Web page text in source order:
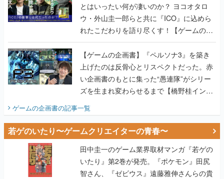
とはいったい何が凄いのか？ ヨコオタロ
ウ・外山圭一郎らと共に『ICO』に込めら
れたこだわりを語り尽くす！【ゲームの企
画書】
【ゲームの企画書】『ペルソナ3』を築き
上げたのは反骨心とリスペクトだった。赤
い企画書のもとに集った“愚連隊”がシリー
ズを生まれ変わらせるまで【橋野桂インタ
ビュー】
ゲームの企画書の記事一覧
若ゲのいたり〜ゲームクリエイターの青春〜
田中圭一のゲーム業界取材マンガ『若ゲの
いたり』第2巻が発売。『ポケモン』田尻
智さん、『ゼビウス』遠藤雅伸さんらの貴